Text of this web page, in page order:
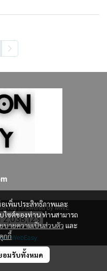
อเพิ่มประสิทธิภาพและ
ไซต์ของท่าน ท่านสามารถ
บายความเป็นส่วนตัว และ
กกี้
อมรับทั้งหมด
| Powered by MWE
2,038,123